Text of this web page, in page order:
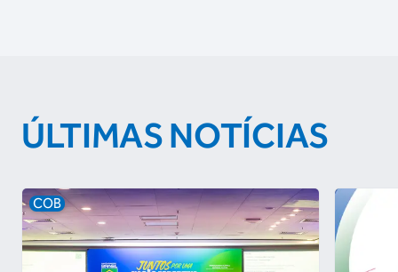
ÚLTIMAS NOTÍCIAS
COB